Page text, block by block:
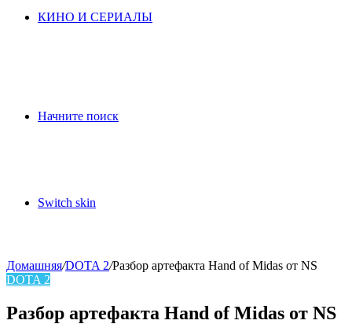
КИНО И СЕРИАЛЫ
Начните поиск
Switch skin
Домашняя/DOTA 2/Разбор артефакта Hand of Midas от NS
DOTA 2
Разбор артефакта Hand of Midas от NS